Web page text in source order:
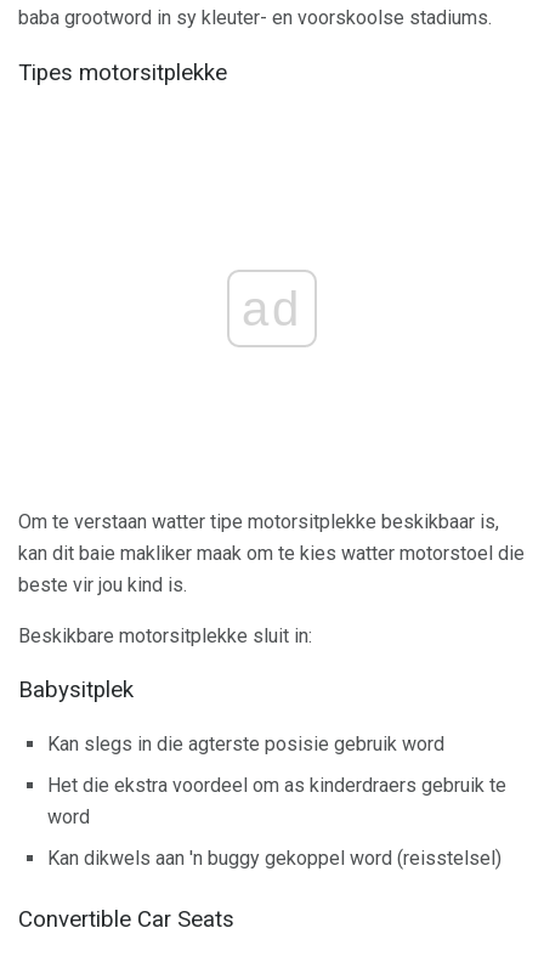
baba grootword in sy kleuter- en voorskoolse stadiums.
Tipes motorsitplekke
ad
Om te verstaan ​​watter tipe motorsitplekke beskikbaar is,
kan dit baie makliker maak om te kies watter motorstoel die
beste vir jou kind is.
Beskikbare motorsitplekke sluit in:
Babysitplek
Kan slegs in die agterste posisie gebruik word
Het die ekstra voordeel om as kinderdraers gebruik te
word
Kan dikwels aan 'n buggy gekoppel word (reisstelsel)
Convertible Car Seats